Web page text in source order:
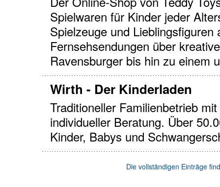
Spielwaren für Kinder jeder
Spielzeuge und Lieblingsfiguren
Fernsehsendungen über
Ravensburger bis hin zu einem
Wirth - Der Kinderladen
Traditioneller Familienbetrieb
individueller Beratung. Über
Kinder, Babys und
Die vollständigen Einträge